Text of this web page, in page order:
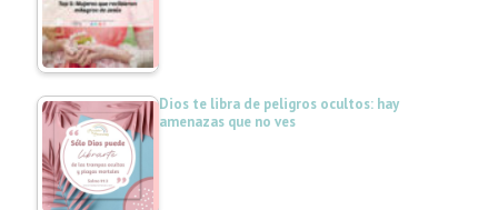
Dios te libra de peligros ocultos: hay
amenazas que no ves